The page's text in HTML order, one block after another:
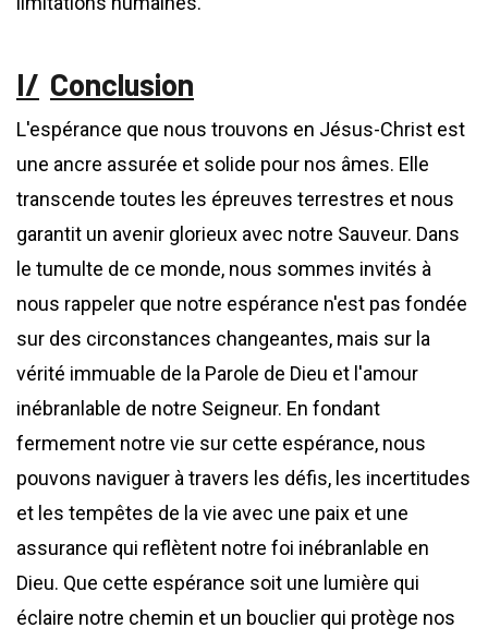
Conclusion
L'espérance que nous trouvons en Jésus-Christ est
une ancre assurée et solide pour nos âmes. Elle
transcende toutes les épreuves terrestres et nous
garantit un avenir glorieux avec notre Sauveur. Dans
le tumulte de ce monde, nous sommes invités à
nous rappeler que notre espérance n'est pas fondée
sur des circonstances changeantes, mais sur la
vérité immuable de la Parole de Dieu et l'amour
inébranlable de notre Seigneur. En fondant
fermement notre vie sur cette espérance, nous
pouvons naviguer à travers les défis, les incertitudes
et les tempêtes de la vie avec une paix et une
assurance qui reflètent notre foi inébranlable en
Dieu. Que cette espérance soit une lumière qui
éclaire notre chemin et un bouclier qui protège nos